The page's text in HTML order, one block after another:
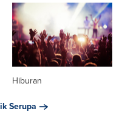
Hiburan
Serupa